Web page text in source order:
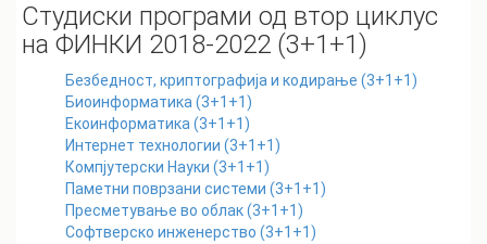
Студиски програми од втор циклус
на ФИНКИ 2018-2022 (3+1+1)
Безбедност, криптографија и кодирање (3+1+1)
Биоинформатика (3+1+1)
Екоинформатика (3+1+1)
Интернет технологии (3+1+1)
Компјутерски Науки (3+1+1)
Паметни поврзани системи (3+1+1)
Пресметување во облак (3+1+1)
Софтверско инженерство (3+1+1)